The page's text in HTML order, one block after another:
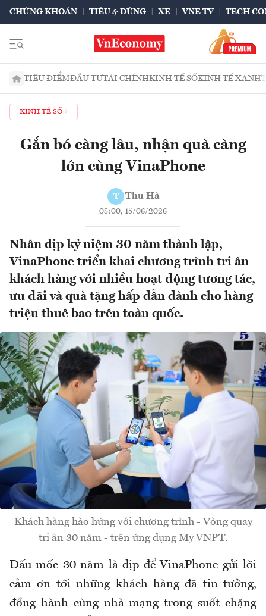
CHỨNG KHOÁN TIÊU & DÙNG XE VNE TV TECH
TIÊU ĐIỂMĐẦU TƯTÀI CHÍNHKINH TẾ SỐKINH TẾ XANH
KINH TẾ SỐ
Gắn bó càng lâu, nhận quà càng
lớn cùng VinaPhone
T Thu Hà
08:00, 15/06/2026
Nhân dịp kỷ niệm 30 năm thành lập,
VinaPhone triển khai chương trình tri ân
khách hàng với nhiều hoạt động tương tác,
ưu đãi và quà tặng hấp dẫn dành cho hàng
triệu thuê bao trên toàn quốc.
Khách hàng hào hứng với chương trình - Vòng quay
tri ân 30 năm - trên ứng dụng My VNPT.
Dấu mốc 30 năm là dịp để VinaPhone gửi lời
cảm ơn tới những khách hàng đã tin tưởng,
đồng hành cùng nhà mạng trong suốt chặng